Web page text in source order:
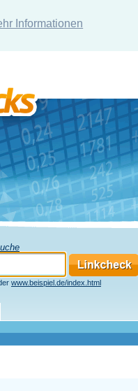
Informationen
www.beispiel.de/index.html